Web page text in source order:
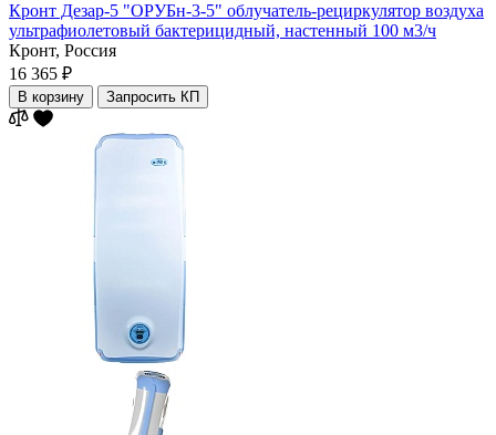
Кронт Дезар-5 "ОРУБн-3-5" облучатель-рециркулятор воздуха
ультрафиолетовый бактерицидный, настенный 100 м3/ч
Кронт, Россия
16 365 ₽
В корзину Запросить КП